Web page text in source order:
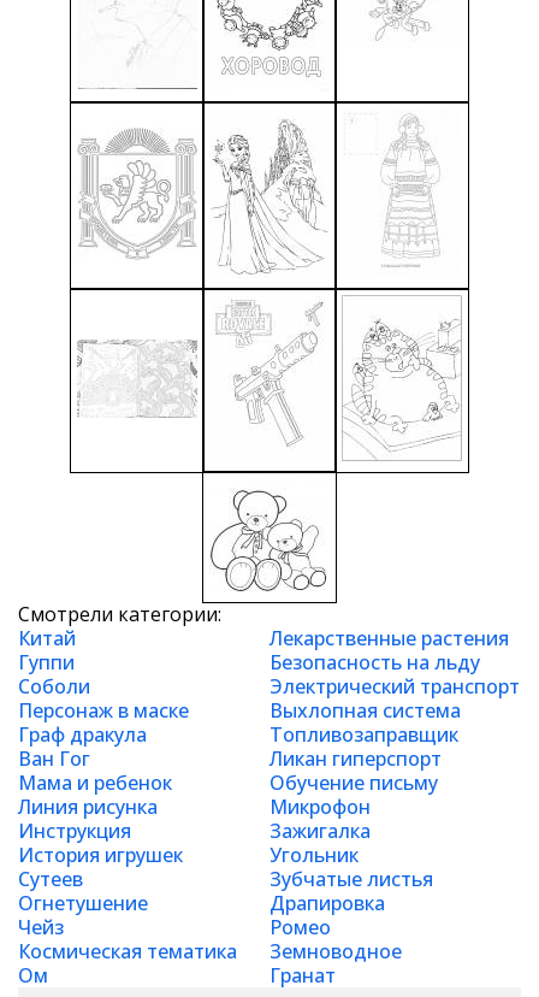
Смотрели категории:
Китай
Лекарственные растения
Гуппи
Безопасность на льду
Соболи
Электрический транспорт
Персонаж в маске
Выхлопная система
Граф дракула
Топливозаправщик
Ван Гог
Ликан гиперспорт
Мама и ребенок
Обучение письму
Линия рисунка
Микрофон
Инструкция
Зажигалка
История игрушек
Угольник
Сутеев
Зубчатые листья
Огнетушение
Драпировка
Чейз
Ромео
Космическая тематика
Земноводное
Ом
Гранат